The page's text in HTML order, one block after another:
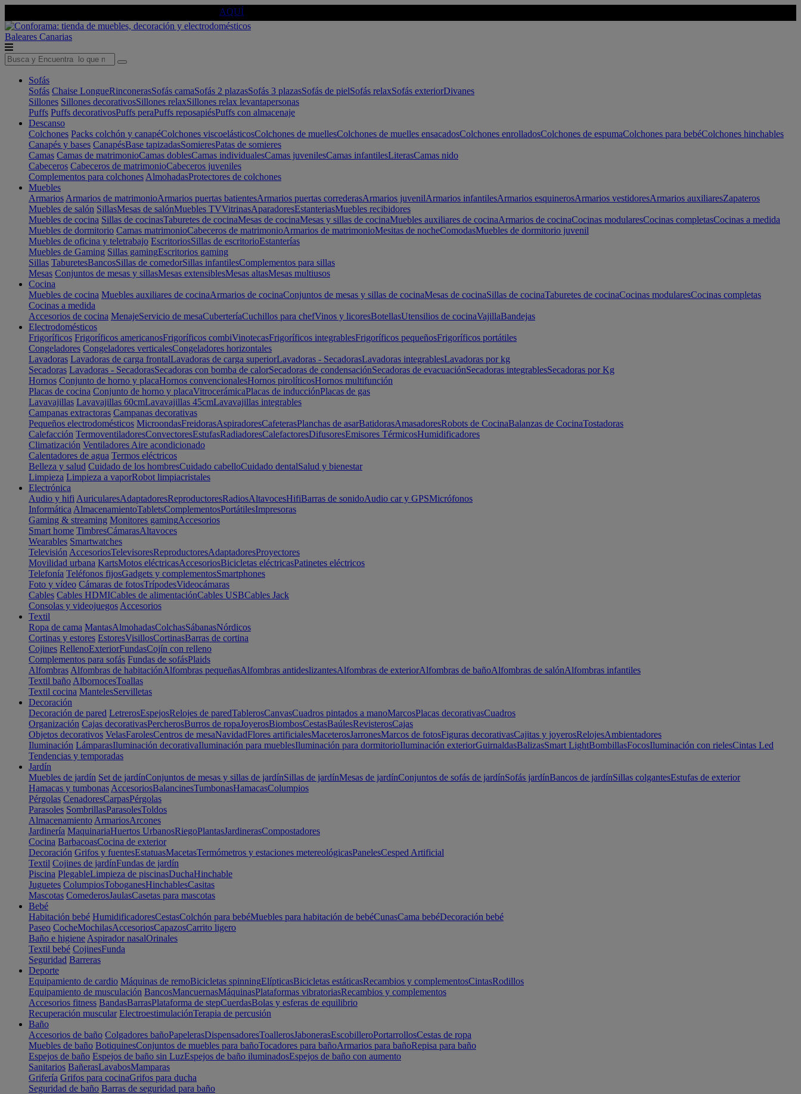
AQUÍ
Baleares Canarias
Sofás
Sofás Chaise LongueRinconerasSofás camaSofás 2 plazasSofás 3 plazasSofás de pielSofás relaxSofás exteriorDivanes
Sillones Sillones decorativosSillones relaxSillones relax levantapersonas
Puffs Puffs decorativosPuffs peraPuffs reposapiésPuffs con almacenaje
Descanso
Colchones Packs colchón y canapéColchones viscoelásticosColchones de muellesColchones de muelles ensacadosColchones enrolladosColchones de espumaColchones para bebéColchones hinchables
Canapés y bases CanapésBase tapizadasSomieresPatas de somieres
Camas Camas de matrimonioCamas doblesCamas individualesCamas juvenilesCamas infantilesLiterasCamas nido
Cabeceros Cabeceros de matrimonioCabeceros juveniles
Complementos para colchones AlmohadasProtectores de colchones
Muebles
Armarios Armarios de matrimonioArmarios puertas batientesArmarios puertas correderasArmarios juvenilArmarios infantilesArmarios esquinerosArmarios vestidoresArmarios auxiliaresZapateros
Muebles de salón SillasMesas de salónMuebles TVVitrinasAparadoresEstanteriasMuebles recibidores
Muebles de cocina Sillas de cocinasTaburetes de cocinaMesas de cocinaMesas y sillas de cocinaMuebles auxiliares de cocinaArmarios de cocinaCocinas modularesCocinas completasCocinas a medida
Muebles de dormitorio Camas matrimonioCabeceros de matrimonioArmarios de matrimonioMesitas de nocheComodasMuebles de dormitorio juvenil
Muebles de oficina y teletrabajo EscritoriosSillas de escritorioEstanterías
Muebles de Gaming Sillas gamingEscritorios gaming
Sillas TaburetesBancosSillas de comedorSillas infantilesComplementos para sillas
Mesas Conjuntos de mesas y sillasMesas extensiblesMesas altasMesas multiusos
Cocina
Muebles de cocina Muebles auxiliares de cocinaArmarios de cocinaConjuntos de mesas y sillas de cocinaMesas de cocinaSillas de cocinaTaburetes de cocinaCocinas modularesCocinas completas
Cocinas a medida
Accesorios de cocina MenajeServicio de mesaCuberteríaCuchillos para chefVinos y licoresBotellasUtensilios de cocinaVajillaBandejas
Electrodomésticos
Frigoríficos Frigoríficos americanosFrigoríficos combiVinotecasFrigoríficos integrablesFrigoríficos pequeñosFrigoríficos portátiles
Congeladores Congeladores verticalesCongeladores horizontales
Lavadoras Lavadoras de carga frontalLavadoras de carga superiorLavadoras - SecadorasLavadoras integrablesLavadoras por kg
Secadoras Lavadoras - SecadorasSecadoras con bomba de calorSecadoras de condensaciónSecadoras de evacuaciónSecadoras integrablesSecadoras por Kg
Hornos Conjunto de horno y placaHornos convencionalesHornos pirolíticosHornos multifunción
Placas de cocina Conjunto de horno y placaVitrocerámicaPlacas de inducciónPlacas de gas
Lavavajillas Lavavajillas 60cmLavavajillas 45cmLavavajillas integrables
Campanas extractoras Campanas decorativas
Pequeños electrodomésticos MicroondasFreidorasAspiradoresCafeterasPlanchas de asarBatidorasAmasadoresRobots de CocinaBalanzas de CocinaTostadoras
Calefacción TermoventiladoresConvectoresEstufasRadiadoresCalefactoresDifusoresEmisores TérmicosHumidificadores
Climatización Ventiladores Aire acondicionado
Calentadores de agua Termos eléctricos
Belleza y salud Cuidado de los hombresCuidado cabelloCuidado dentalSalud y bienestar
Limpieza Limpieza a vaporRobot limpiacristales
Electrónica
Audio y hifi AuricularesAdaptadoresReproductoresRadiosAltavocesHifiBarras de sonidoAudio car y GPSMicrófonos
Informática AlmacenamientoTabletsComplementosPortátilesImpresoras
Gaming & streaming Monitores gamingAccesorios
Smart home TimbresCámarasAltavoces
Wearables Smartwatches
Televisión AccesoriosTelevisoresReproductoresAdaptadoresProyectores
Movilidad urbana KartsMotos eléctricasAccesoriosBicicletas eléctricasPatinetes eléctricos
Telefonía Teléfonos fijosGadgets y complementosSmartphones
Foto y vídeo Cámaras de fotosTrípodesVideocámaras
Cables Cables HDMICables de alimentaciónCables USBCables Jack
Consolas y videojuegos Accesorios
Textil
Ropa de cama MantasAlmohadasColchasSábanasNórdicos
Cortinas y estores EstoresVisillosCortinasBarras de cortina
Cojines RellenoExteriorFundasCojín con relleno
Complementos para sofás Fundas de sofásPlaids
Alfombras Alfombras de habitaciónAlfombras pequeñasAlfombras antideslizantesAlfombras de exteriorAlfombras de bañoAlfombras de salónAlfombras infantiles
Textil baño AlbornocesToallas
Textil cocina MantelesServilletas
Decoración
Decoración de pared LetrerosEspejosRelojes de paredTablerosCanvasCuadros pintados a manoMarcosPlacas decorativasCuadros
Organización Cajas decorativasPercherosBurros de ropaJoyerosBiombosCestasBaúlesRevisterosCajas
Objetos decorativos VelasFarolesCentros de mesaNavidadFlores artificialesMaceterosJarronesMarcos de fotosFiguras decorativasCajitas y joyerosRelojesAmbientadores
Iluminación LámparasIluminación decorativaIluminación para mueblesIluminación para dormitorioIluminación exteriorGuirnaldasBalizasSmart LightBombillasFocosIluminación con rielesCintas Led
Tendencias y temporadas
Jardín
Muebles de jardín Set de jardínConjuntos de mesas y sillas de jardínSillas de jardínMesas de jardínConjuntos de sofás de jardínSofás jardínBancos de jardínSillas colgantesEstufas de exterior
Hamacas y tumbonas AccesoriosBalancinesTumbonasHamacasColumpios
Pérgolas CenadoresCarpasPérgolas
Parasoles SombrillasParasolesToldos
Almacenamiento ArmariosArcones
Jardinería MaquinariaHuertos UrbanosRiegoPlantasJardinerasCompostadores
Cocina BarbacoasCocina de exterior
Decoración Grifos y fuentesEstatuasMacetasTermómetros y estaciones metereológicasPanelesCesped Artificial
Textil Cojines de jardínFundas de jardín
Piscina PlegableLimpieza de piscinasDuchaHinchable
Juguetes ColumpiosToboganesHinchablesCasitas
Mascotas ComederosJaulasCasetas para mascotas
Bebé
Habitación bebé HumidificadoresCestasColchón para bebéMuebles para habitación de bebéCunasCama bebéDecoración bebé
Paseo CocheMochilasAccesoriosCapazosCarrito ligero
Baño e higiene Aspirador nasalOrinales
Textil bebé CojinesFunda
Seguridad Barreras
Deporte
Equipamiento de cardio Máquinas de remoBicicletas spinningElípticasBicicletas estáticasRecambios y complementosCintasRodillos
Equipamiento de musculación BancosMancuernasMáquinasPlataformas vibratoriasRecambios y complementos
Accesorios fitness BandasBarrasPlataforma de stepCuerdasBolas y esferas de equilibrio
Recuperación muscular ElectroestimulaciónTerapia de percusión
Baño
Accesorios de baño Colgadores bañoPapelerasDispensadoresToallerosJabonerasEscobilleroPortarrollosCestas de ropa
Muebles de baño BotiquinesConjuntos de muebles para bañoTocadores para bañoArmarios para bañoRepisa para baño
Espejos de baño Espejos de baño sin LuzEspejos de baño iluminadosEspejos de baño con aumento
Sanitarios BañerasLavabosMamparas
Grifería Grifos para cocinaGrifos para ducha
Seguridad de baño Barras de seguridad para baño